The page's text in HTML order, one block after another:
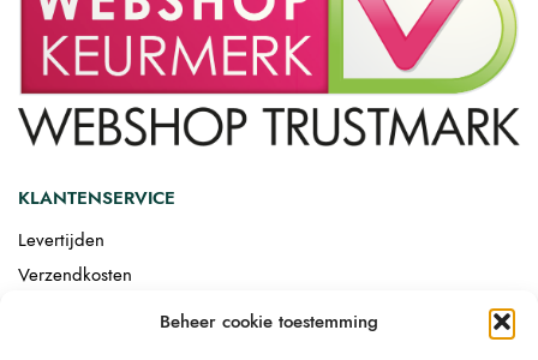
Beheer cookie toestemming
KLANTENSERVICE
Levertijden
Verzendkosten
Afgemonteerd laten bezorgen